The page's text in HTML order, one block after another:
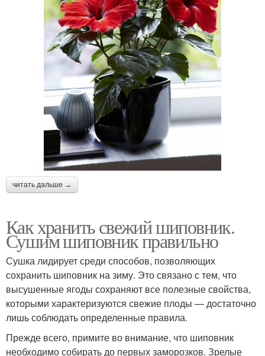
читать дальше →
Как хранить свежий шиповник.
Сушим шиповник правильно
Сушка лидирует среди способов, позволяющих
сохранить шиповник на зиму. Это связано с тем, что
высушенные ягоды сохраняют все полезные свойства,
которыми характеризуются свежие плоды — достаточно
лишь соблюдать определенные правила.
Прежде всего, примите во внимание, что шиповник
необходимо собирать до первых заморозков. Зрелые